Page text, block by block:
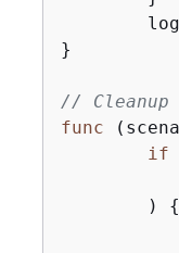
}
//
func
if
	)
{